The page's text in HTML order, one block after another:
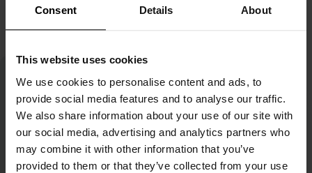
Consent Details About
This website uses cookies
We use cookies to personalise content and ads, to
provide social media features and to analyse our traffic.
We also share information about your use of our site with
our social media, advertising and analytics partners who
may combine it with other information that you’ve
provided to them or that they’ve collected from your use